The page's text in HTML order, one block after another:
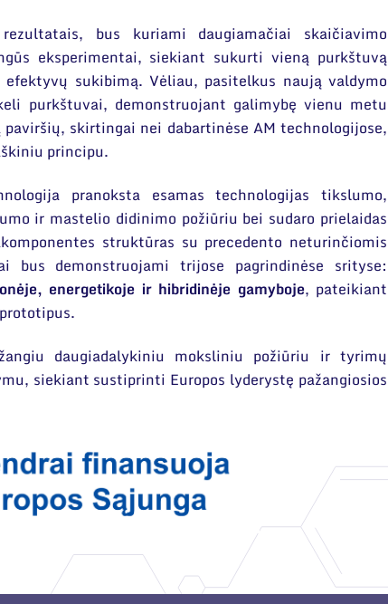
bus kuriami daugiamačiai skaičiavimo
eksperimentai, siekiant sukurti vieną purkštuvą
sukibimą. Vėliau, pasitelkus naują valdymo
purkštuvai, demonstruojant galimybę vienu metu
skirtingai nei dabartinėse AM technologijose,
principu.
pranoksta esamas technologijas tikslumo,
ir mastelio didinimo požiūriu bei sudaro prielaidas
struktūras su precedento neturinčiomis
bus demonstruojami trijose pagrindinėse srityse:
energetikoje ir hibridinėje gamyboje, pateikiant
daugiadalykiniu moksliniu požiūriu ir tyrimų
siekiant sustiprinti Europos lyderystę pažangiosios